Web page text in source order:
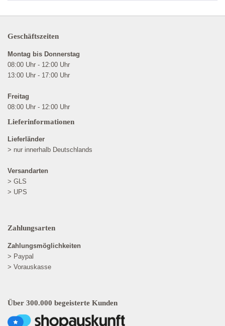
Geschäftszeiten
Montag bis Donnerstag
08:00 Uhr - 12:00 Uhr
13:00 Uhr - 17:00 Uhr
Freitag
08:00 Uhr - 12:00 Uhr
Lieferinformationen
Lieferländer
> nur innerhalb Deutschlands
Versandarten
> GLS
> UPS
Zahlungsarten
Zahlungsmöglichkeiten
> Paypal
> Vorauskasse
Über 300.000 begeisterte Kunden